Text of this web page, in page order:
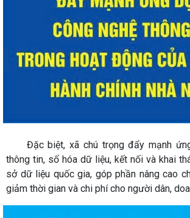
Đặc biệt, xã chú trọng đẩy mạnh
thông tin, số hóa dữ liệu, kết nối và khai
sở dữ liệu quốc gia, góp phần nâng cao
giảm thời gian và chi phí cho người dân,